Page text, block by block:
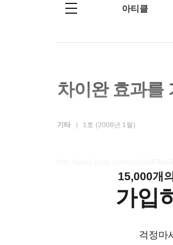
아티클
차이완 효과를
기타 | 1호 (2008년 1월)
15,000개
가입
걱정마